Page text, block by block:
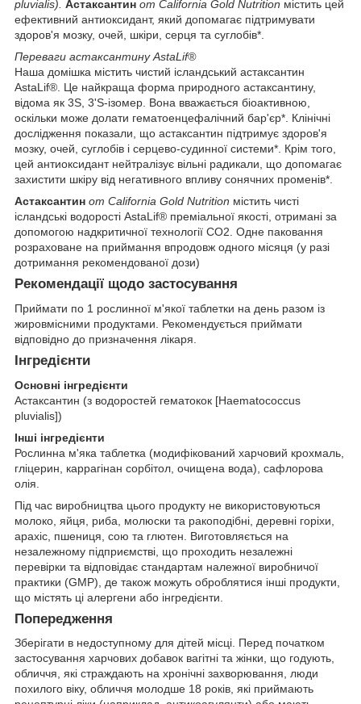
pluvialis). Астаксантин от California Gold Nutrition містить цей
ефективний антиоксидант, який допомагає підтримувати
здоров'я мозку, очей, шкіри, серця та суглобів*.
Переваги астаксантину AstaLif®
Наша домішка містить чистий ісландський астаксантин
AstaLif®. Це найкраща форма природного астаксантину,
відома як 3S, 3'S-ізомер. Вона вважається біоактивною,
оскільки може долати гематоенцефалічний бар'єр*. Клінічні
дослідження показали, що астаксантин підтримує здоров'я
мозку, очей, суглобів і серцево-судинної системи*. Крім того,
цей антиоксидант нейтралізує вільні радикали, що допомагає
захистити шкіру від негативного впливу сонячних променів*.
Астаксантин от California Gold Nutrition містить чисті
ісландські водорості AstaLif® преміальної якості, отримані за
допомогою надкритичної технології CO2. Одне паковання
розраховане на приймання впродовж одного місяця (у разі
дотримання рекомендованої дози)
Рекомендації щодо застосування
Приймати по 1 рослинної м'якої таблетки на день разом із
жировмісними продуктами. Рекомендується приймати
відповідно до призначення лікаря.
Інгредієнти
Основні інгредієнти
Астаксантин (з водоростей гематокок [Haematococcus
pluvialis])
Інші інгредієнти
Рослинна м'яка таблетка (модифікований харчовий крохмаль,
гліцерин, каррагінан сорбітол, очищена вода), сафлорова
олія.
Під час виробництва цього продукту не використовуються
молоко, яйця, риба, молюски та ракоподібні, деревні горіхи,
арахіс, пшениця, сою та глютен. Виготовляється на
незалежному підприємстві, що проходить незалежні
перевірки та відповідає стандартам належної виробничої
практики (GMP), де також можуть оброблятися інші продукти,
що містять ці алергени або інгредієнти.
Попередження
Зберігати в недоступному для дітей місці. Перед початком
застосування харчових добавок вагітні та жінки, що годують,
обличчя, які страждають на хронічні захворювання, люди
похилого віку, обличчя молодше 18 років, які приймають